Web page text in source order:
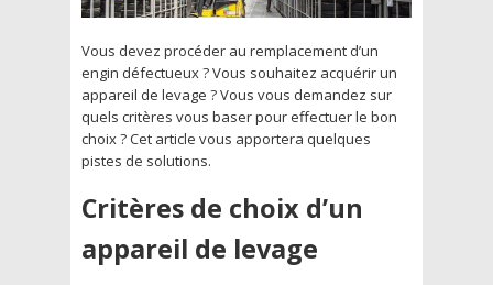
Vous devez procéder au remplacement d’un
engin défectueux ? Vous souhaitez acquérir un
appareil de levage ? Vous vous demandez sur
quels critères vous baser pour effectuer le bon
choix ? Cet article vous apportera quelques
pistes de solutions.
Critères de choix d’un
appareil de levage